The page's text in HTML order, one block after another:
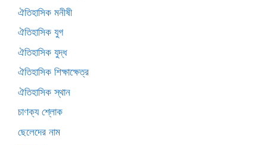
ঐতিহাসিক মনীষী
ঐতিহাসিক যুগ
ঐতিহাসিক যুদ্ধ
ঐতিহাসিক শিক্ষাক্ষেত্র
ঐতিহাসিক স্থান
চাণক্য শ্লোক
ছেলেদের নাম